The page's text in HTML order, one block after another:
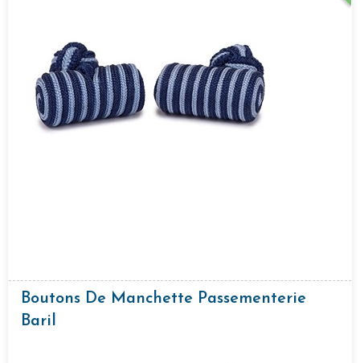
Boutons De Manchette Passementerie
Baril